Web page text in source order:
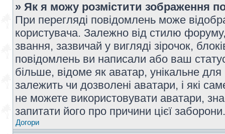
» Як я можу розмістити зображення
При перегляді повідомлень може
користувача. Залежно від стилю
звання, зазвичай у вигляді зірочок,
повідомлень ви написали або ваш
більше, відоме як аватар, унікальне
залежить чи дозволені аватари, і які
не можете використовувати аватари,
запитати його про причини цієї заборони.
Догори